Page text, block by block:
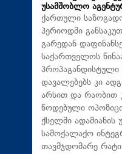
უსამშობლო
ქართული
პერიოდში
გარედან
საქართველოს
დავალებებს კი
არსით და რაობით
წოდებული
ქსელში
სამოქალაქო
თავმჯდომარე